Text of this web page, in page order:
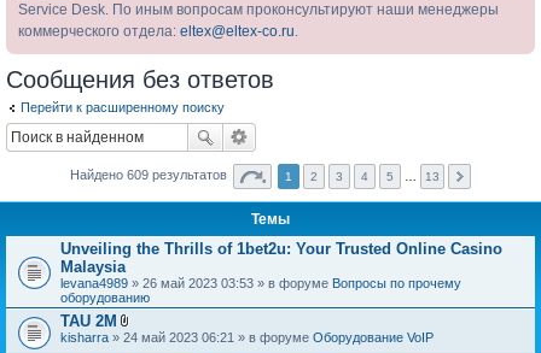
Service Desk. По иным вопросам проконсультируют наши менеджеры
коммерческого отдела: eltex@eltex-co.ru.
Сообщения без ответов
Перейти к расширенному поиску
Найдено 609 результатов 1 2 3 4 5 13
Темы
Unveiling the Thrills of 1bet2u: Your Trusted Online Casino
Malaysia
levana4989 » 26 май 2023 03:53 » в форуме Вопросы по прочему
оборудованию
TAU 2M
В
kisharra » 24 май 2023 06:21 » в форуме Оборудование VoIP